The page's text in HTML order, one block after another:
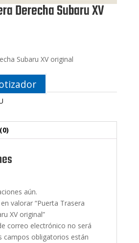
Derecha Subaru XV
Subaru XV original
aún.
valorar “Puerta Trasera
XV original”
correo electrónico no será
campos obligatorios están